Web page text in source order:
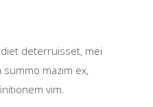
deterruisset, mei
mazim ex,
vim.